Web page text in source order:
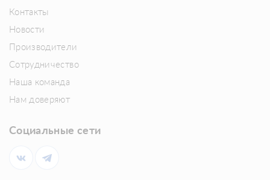
Контакты
Новости
Производители
Сотрудничество
Наша команда
Нам доверяют
Социальные сети